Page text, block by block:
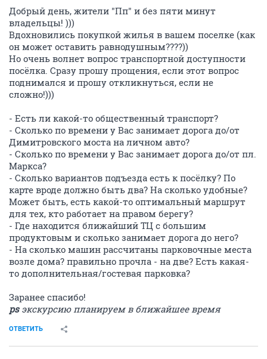
Добрый день, жители "Пп" и без пяти минут
владельцы! )))
Вдохновились покупкой жилья в вашем поселке (как
он может оставить равнодушным????))
Но очень волнет вопрос транспортной доступности
посёлка. Сразу прошу прощения, если этот вопрос
поднимался и прошу откликнуться, если не
сложно!)))
- Есть ли какой-то общественный транспорт?
- Сколько по времени у Вас занимает дорога до/от
Димитровского моста на личном авто?
- Сколько по времени у Вас занимает дорога до/от пл.
Маркса?
- Сколько вариантов подъезда есть к посёлку? По
карте вроде должно быть два? На сколько удобные?
Может быть, есть какой-то оптимальный маршрут
для тех, кто работает на правом берегу?
- Где находится ближайший ТЦ с большим
продуктовым и сколько занимает дорога до него?
- На сколько машин рассчитаны парковочные места
возле дома? правильно прочла - на две? Есть какая-
то дополнительная/гостевая парковка?
Заранее спасибо!
psэкскурсию планируем в ближайшее время
ОТВЕТИТЬ